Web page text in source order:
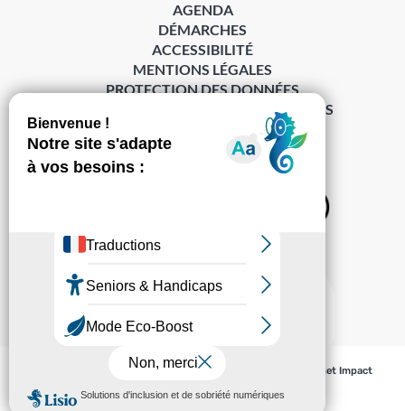
S’abonner à la Gazette ›
AGENDA
DÉMARCHES
ACCESSIBILITÉ
MENTIONS LÉGALES
PROTECTION DES DONNÉES
POLITIQUE DE GESTION DES COOKIES
© Pechabou 2022 | Tous droits réservés – Conception
Cabinet Impact
Evolution